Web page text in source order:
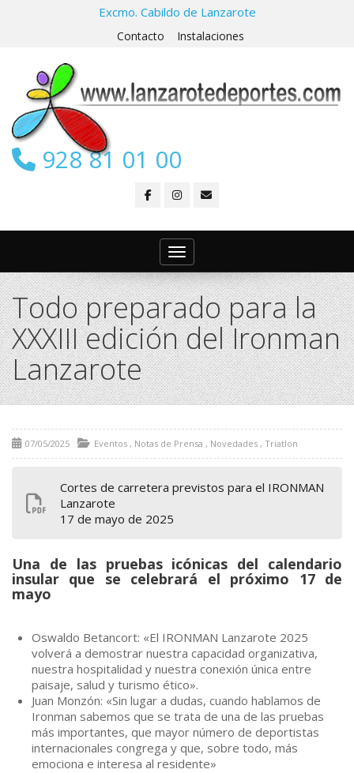
Excmo. Cabildo de Lanzarote
Contacto Instalaciones
928 81 01 00
Toggle navigation
Todo preparado para la
XXXIII edición del Ironman
Lanzarote
07/05/2025 Eventos , Notas de Prensa , Novedades , Triatlon
Cortes de carretera previstos para el IRONMAN
Lanzarote
17 de mayo de 2025
Una de las pruebas icónicas del calendario
insular que se celebrará el próximo 17 de
mayo
Oswaldo Betancort: «El IRONMAN Lanzarote 2025
volverá a demostrar nuestra capacidad organizativa,
nuestra hospitalidad y nuestra conexión única entre
paisaje, salud y turismo ético».
Juan Monzón: «Sin lugar a dudas, cuando hablamos de
Ironman sabemos que se trata de una de las pruebas
más importantes, que mayor número de deportistas
internacionales congrega y que, sobre todo, más
emociona e interesa al residente»